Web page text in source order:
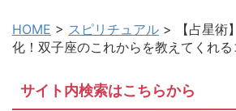
HOME > スピリチュアル >
【占星
化！双子座のこれからを教えてくれ
サイト内検索はこちらから